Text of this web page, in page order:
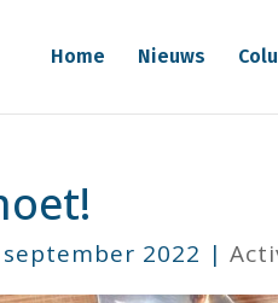
Home Nieuws
2022 |